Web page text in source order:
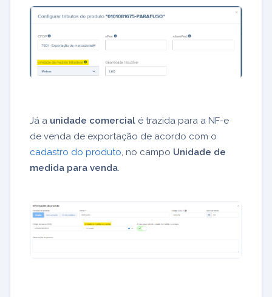
Já a unidade comercial é trazida para a NF-e
de venda de exportação de acordo com o
cadastro do produto, no campo Unidade de
medida para venda.